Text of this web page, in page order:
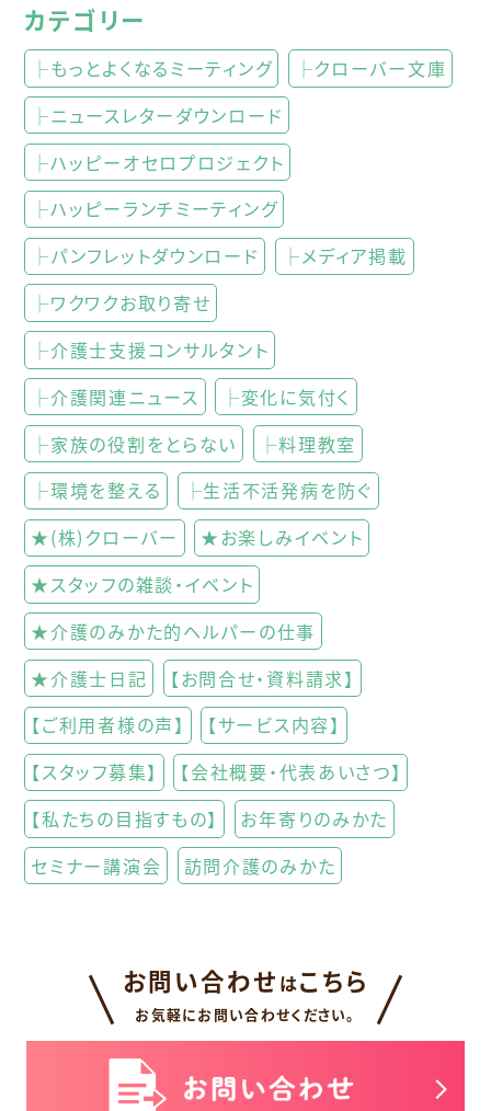
カテゴリー
├もっとよくなるミーティング
├クローバー文庫
├ニュースレターダウンロード
├ハッピーオセロプロジェクト
├ハッピーランチミーティング
├パンフレットダウンロード
├メディア掲載
├ワクワクお取り寄せ
├介護士支援コンサルタント
├介護関連ニュース
├変化に気付く
├家族の役割をとらない
├料理教室
├環境を整える
├生活不活発病を防ぐ
★(株)クローバー
★お楽しみイベント
★スタッフの雑談・イベント
★介護のみかた的ヘルパーの仕事
★介護士日記
【お問合せ・資料請求】
【ご利用者様の声】
【サービス内容】
【スタッフ募集】
【会社概要・代表あいさつ】
【私たちの目指すもの】
お年寄りのみかた
セミナー講演会
訪問介護のみかた
お問い合わせ はこちら
お気軽にお問い合わせください。